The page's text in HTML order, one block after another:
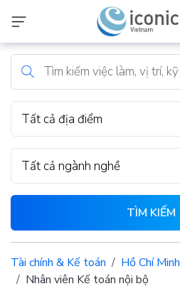
Tất cả địa điểm
Tất cả ngành nghề
TÌM KIẾM
Tài chính & Kế toán
Hồ Chí Minh
Nhân viên Kế toán nội bộ